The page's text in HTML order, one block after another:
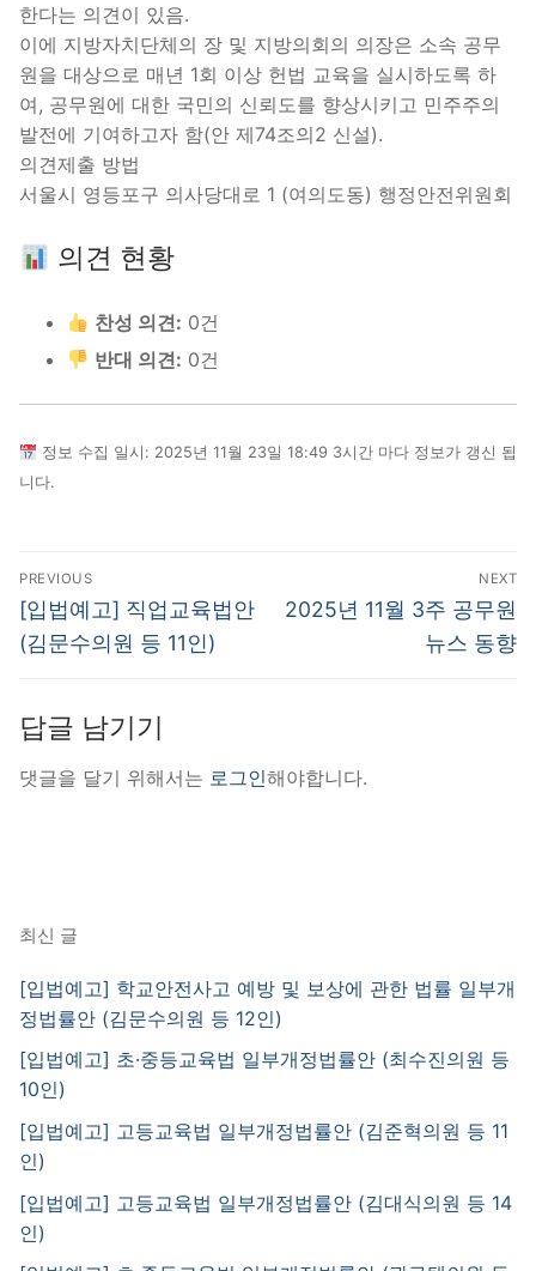
한다는 의견이 있음.
이에 지방자치단체의 장 및 지방의회의 의장은 소속 공무
원을 대상으로 매년 1회 이상 헌법 교육을 실시하도록 하
여, 공무원에 대한 국민의 신뢰도를 향상시키고 민주주의
발전에 기여하고자 함(안 제74조의2 신설).
의견제출 방법
서울시 영등포구 의사당대로 1 (여의도동) 행정안전위원회
의견 현황
찬성 의견: 0건
반대 의견: 0건
정보 수집 일시: 2025년 11월 23일 18:49 3시간 마다 정보가 갱신 됩
니다.
글
탐
색
PREVIOUS
Previous
post:
[입법예고] 직업교육법안
(김문수의원 등 11인)
NEXT
Next
2025년 11월 3주 공무원
뉴스 동향
답글 남기기
댓글을 달기 위해서는 로그인해야합니다.
최신 글
[입법예고] 학교안전사고 예방 및 보상에 관한 법률 일부개
정법률안 (김문수의원 등 12인)
[입법예고] 초·중등교육법 일부개정법률안 (최수진의원 등
10인)
[입법예고] 고등교육법 일부개정법률안 (김준혁의원 등 11
인)
[입법예고] 고등교육법 일부개정법률안 (김대식의원 등 14
인)